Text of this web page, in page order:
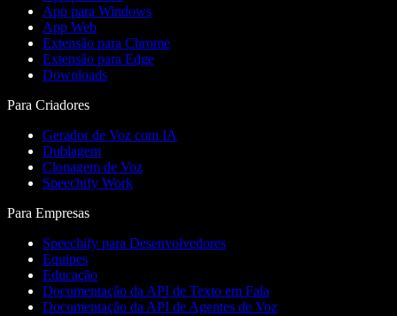
App para Windows
App Web
Extensão para Chrome
Extensão para Edge
Downloads
Para Criadores
Gerador de Voz com IA
Dublagem
Clonagem de Voz
Speechify Work
Para Empresas
Speechify para Desenvolvedores
Equipes
Educação
Documentação da API de Texto em Fala
Documentação da API de Agentes de Voz